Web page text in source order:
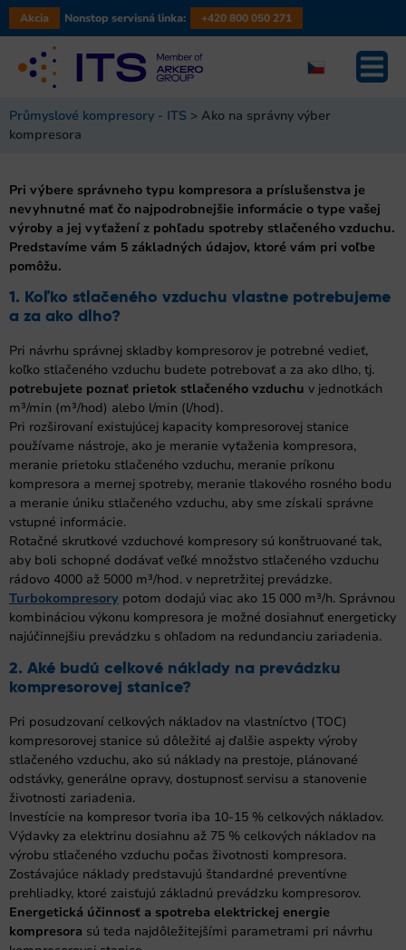
Akcia Nonstop servisná linka: +420 800 050 271
Průmyslové kompresory - ITS > Ako na správny výber
kompresora
Pri výbere správneho typu kompresora a príslušenstva je
nevyhnutné mať čo najpodrobnejšie informácie o type vašej
výroby a jej vyťažení z pohľadu spotreby stlačeného vzduchu.
Predstavíme vám 5 základných údajov, ktoré vám pri voľbe
pomôžu.
1. Koľko stlačeného vzduchu vlastne potrebujeme
a za ako dlho?
Pri návrhu správnej skladby kompresorov je potrebné vedieť,
koľko stlačeného vzduchu budete potrebovať a za ako dlho, tj.
potrebujete poznať prietok stlačeného vzduchu v jednotkách
m³/min (m³/hod) alebo l/min (l/hod).
Pri rozširovaní existujúcej kapacity kompresorovej stanice
používame nástroje, ako je meranie vyťaženia kompresora,
meranie prietoku stlačeného vzduchu, meranie príkonu
kompresora a mernej spotreby, meranie tlakového rosného bodu
a meranie úniku stlačeného vzduchu, aby sme získali správne
vstupné informácie.
Rotačné skrutkové vzduchové kompresory sú konštruované tak,
aby boli schopné dodávať veľké množstvo stlačeného vzduchu
rádovo 4000 až 5000 m³/hod. v nepretržitej prevádzke.
Turbokompresory potom dodajú viac ako 15 000 m³/h. Správnou
kombináciou výkonu kompresora je možné dosiahnuť energeticky
najúčinnejšiu prevádzku s ohľadom na redundanciu zariadenia.
2. Aké budú celkové náklady na prevádzku
kompresorovej stanice?
Pri posudzovaní celkových nákladov na vlastníctvo (TOC)
kompresorovej stanice sú dôležité aj ďalšie aspekty výroby
stlačeného vzduchu, ako sú náklady na prestoje, plánované
odstávky, generálne opravy, dostupnosť servisu a stanovenie
životnosti zariadenia.
Investície na kompresor tvoria iba 10-15 % celkových nákladov.
Výdavky za elektrinu dosiahnu až 75 % celkových nákladov na
výrobu stlačeného vzduchu počas životnosti kompresora.
Zostávajúce náklady predstavujú štandardné preventívne
prehliadky, ktoré zaisťujú základnú prevádzku kompresorov.
Energetická účinnosť a spotreba elektrickej energie
kompresora sú teda najdôležitejšími parametrami pri návrhu